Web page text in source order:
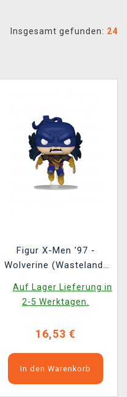
Insgesamt gefunden: 24
Figur X-Men '97 -
Wolverine (Wasteland)
1592)
Auf Lager Lieferung in
2-5 Werktagen.
16,53 €
In den Warenkorb